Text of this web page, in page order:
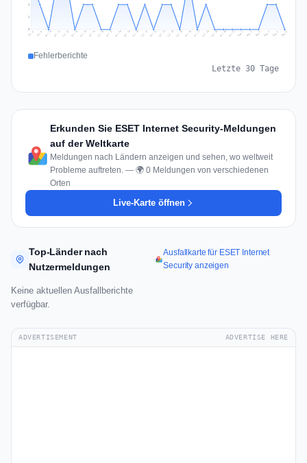
1
1
Jul 8 Jul 9 Jul 10 Jul 11 Jul 12 Jul 13 Jul 14 Jul 15 Jul 16 Jul 17 Jul 18 Jul 19 Jul 20 Jul 21 Jul 22 Jul 23 Jul 24 Jul 25 Jul 26 Jul 27 Jul 28 Jul 29 Jul 30 Jul 31 Aug 1 Aug 2 Aug 3 Aug 4 Aug 5 Aug 6
Fehlerberichte
Letzte 30 Tage
Erkunden Sie ESET Internet Security-Meldungen
auf der Weltkarte
Meldungen nach Ländern anzeigen und sehen, wo weltweit
Probleme auftreten. — 🌍 0 Meldungen von verschiedenen
Orten
Live-Karte öffnen
Top-Länder nach
Nutzermeldungen
Ausfallkarte für ESET Internet
Security anzeigen
Keine aktuellen Ausfallberichte
verfügbar.
ADVERTISEMENT ADVERTISE HERE